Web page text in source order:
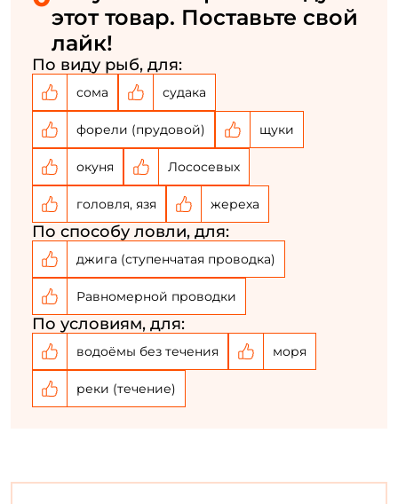
этот товар. Поставьте свой
лайк!
По виду рыб, для:
сома судака
форели (прудовой) щуки
окуня Лососевых
головля, язя жереха
По способу ловли, для:
джига (ступенчатая проводка)
Равномерной проводки
По условиям, для:
водоёмы без течения моря
реки (течение)
Повторите пароль: *
Заполняя данную форму вы соглашаетесь на обработку
персональных данных
Создать аккаунт
У меня уже есть аккаунт